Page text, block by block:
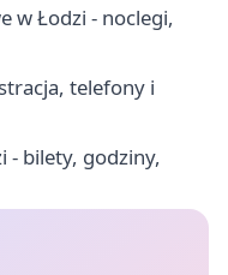
w Łodzi - noclegi,
telefony i
- bilety, godziny,